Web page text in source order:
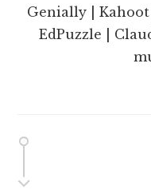
Genially | Kahoot
EdPuzzle |